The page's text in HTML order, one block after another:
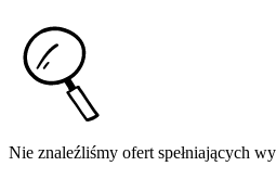
Nie znaleźliśmy ofert spełniających